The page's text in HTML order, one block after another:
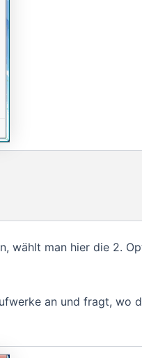
wählt man hier die 2.
an und fragt, wo